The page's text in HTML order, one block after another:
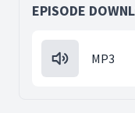
EPISODE
MP3